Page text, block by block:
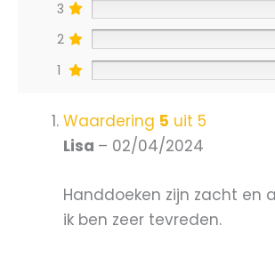
3
2
1
Waardering 5 uit 5
Lisa – 02/04/2024
Handdoeken zijn zacht en
ik ben zeer tevreden.